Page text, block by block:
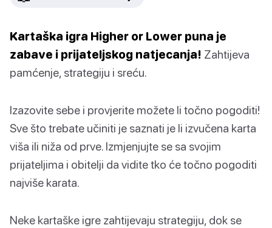
Kartaška igra Higher or Lower puna je
zabave i prijateljskog natjecanja! Zahtijeva
pamćenje, strategiju i sreću.
Izazovite sebe i provjerite možete li točno pogoditi!
Sve što trebate učiniti je saznati je li izvučena karta
viša ili niža od prve. Izmjenjujte se sa svojim
prijateljima i obitelji da vidite tko će točno pogoditi
najviše karata.
Neke kartaške igre zahtijevaju strategiju, dok se